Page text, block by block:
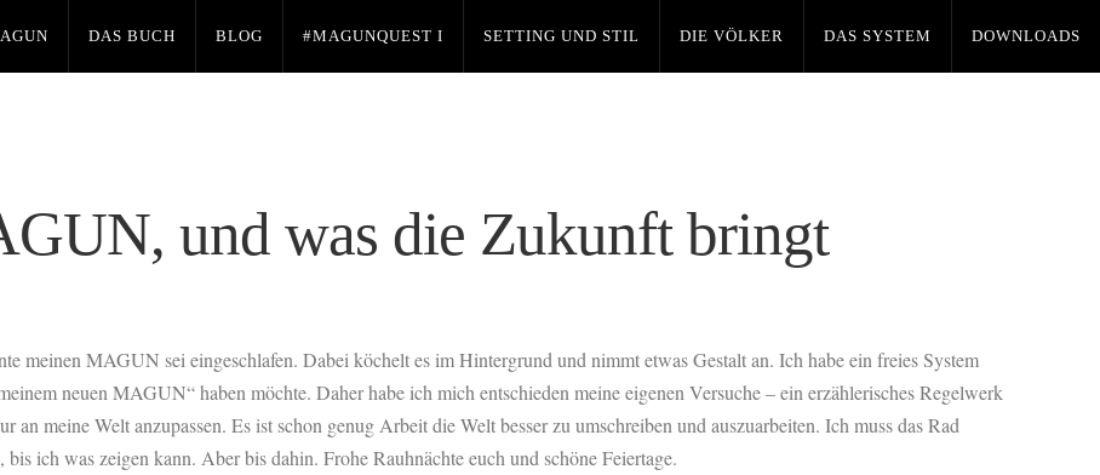
DAS BUCH BLOG #MAGUNQUEST I SETTING UND STIL DIE VÖLKER DAS SYSTEM DOWNLOADS
und was die Zukunft bringt
meinen MAGUN sei eingeschlafen. Dabei köchelt es im Hintergrund und nimmt etwas Gestalt an. Ich habe ein freies System
neuen MAGUN“ haben möchte. Daher habe ich mich entschieden meine eigenen Versuche – ein erzählerisches Regelwerk
an meine Welt anzupassen. Es ist schon genug Arbeit die Welt besser zu umschreiben und auszuarbeiten. Ich muss das Rad
ich was zeigen kann. Aber bis dahin. Frohe Rauhnächte euch und schöne Feiertage.